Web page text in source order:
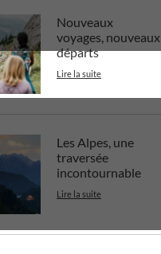
Nouveaux
voyages, nouveaux
départs
Lire la suite
Les Alpes, une
traversée
incontournable
Lire la suite